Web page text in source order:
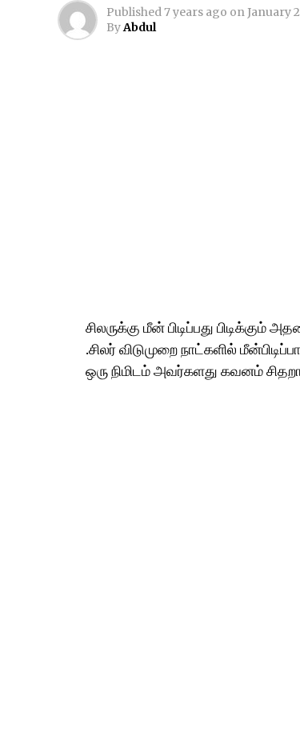
Published7 years ago onJanuary
ByAbdul
சிலருக்கு மீன் பிடிப்பது
.சிலர் விடுமுறை நாட்களில்
ஒரு நிமிடம் அவர்களது கவனம்